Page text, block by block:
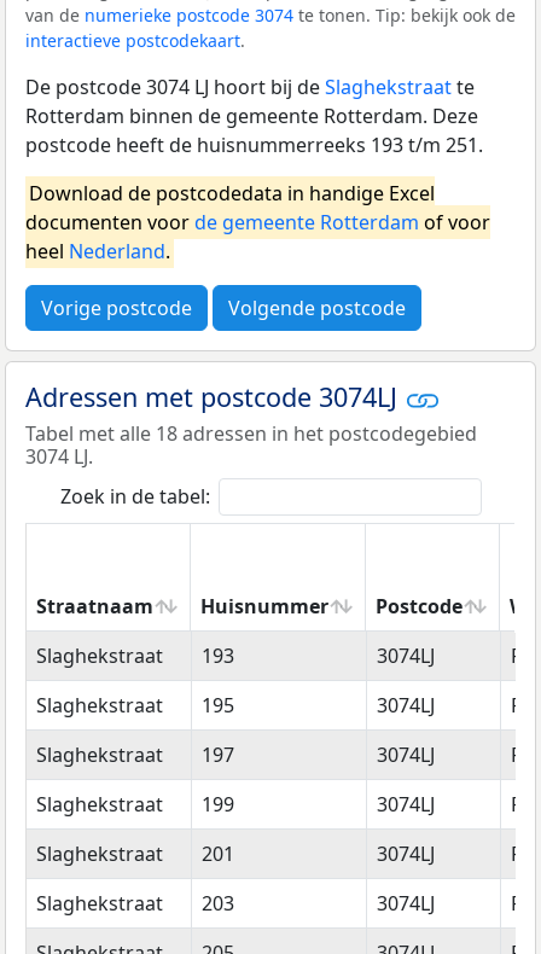
van de numerieke postcode 3074 te tonen. Tip: bekijk ook de
interactieve postcodekaart.
De postcode 3074 LJ hoort bij deSlaghekstraatte
Rotterdam binnen de gemeente Rotterdam. Deze
postcode heeft de huisnummerreeks 193 t/m 251.
Download de postcodedata in handige Excel
documenten voorde gemeente Rotterdam of voor
heel Nederland.
Vorige postcode Volgende postcode
Adressen met postcode 3074LJ
Tabel met alle 18 adressen in het postcodegebied
3074 LJ.
Zoek in de tabel:
Straatnaam Huisnummer Postcode
Straatnaam
Huisnummer Postcode
Slaghekstraat 193 3074LJ
Slaghekstraat
195 3074LJ
Slaghekstraat
197 3074LJ
Slaghekstraat
199 3074LJ
Slaghekstraat
201 3074LJ
Slaghekstraat
203 3074LJ